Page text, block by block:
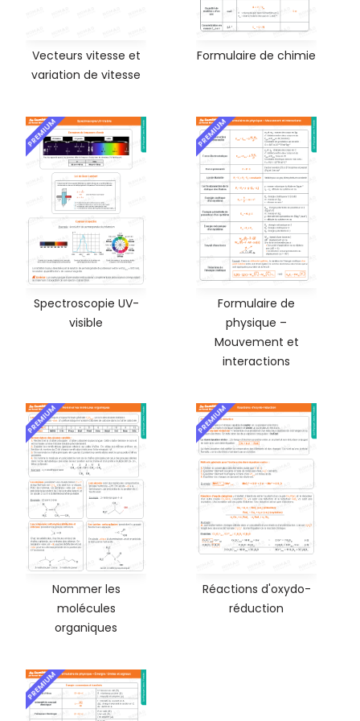
Vecteurs vitesse et
variation de vitesse
Formulaire de chimie
PREMIUM
Spectroscopie UV-
visible
PREMIUM
Formulaire de
physique –
Mouvement et
interactions
PREMIUM
Nommer les
molécules
organiques
PREMIUM
Réactions d'oxydo-
réduction
PREMIUM